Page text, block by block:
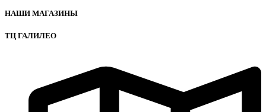
НАШИ МАГАЗИНЫ
ТЦ ГАЛИЛЕО